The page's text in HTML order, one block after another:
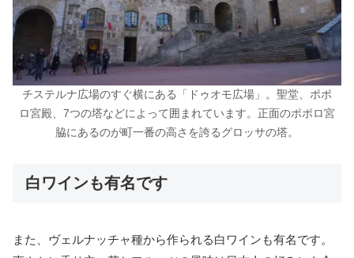
チステルナ広場のすぐ横にある「ドゥオモ広場」。聖堂、ポポ
ロ宮殿、7つの塔などによって囲まれています。正面のポポロ宮
脇にあるのが町一番の高さを誇るグロッサの塔。
白ワインも有名です
また、ヴェルナッチャ種から作られる白ワインも有名です。